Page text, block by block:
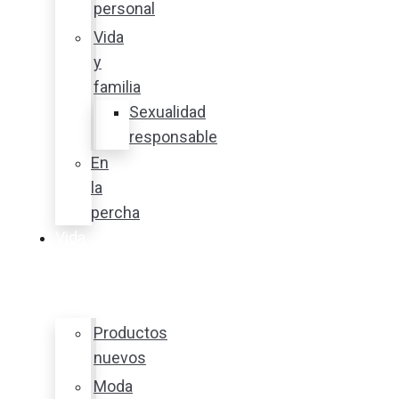
personal
Vida
y
familia
Sexualidad
responsable
En
la
percha
Productos
nuevos
Moda